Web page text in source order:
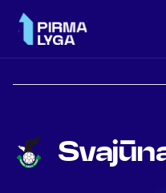
Naujienos
Tvarkaraštis